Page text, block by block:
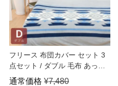
フリース 布団カバー セット 3
点セット / ダブル 毛布 あった
か 敷きパッド
…
通常価格 ¥7,480